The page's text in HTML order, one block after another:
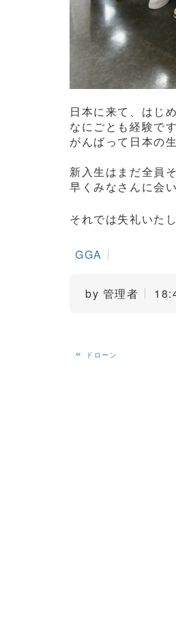
日本に来て、はじ
なにごとも経験です
がんばって日本の
新入生はまだ全員
早くみなさんに会
それでは失礼いた
GGA
by 管理者
« ドローン